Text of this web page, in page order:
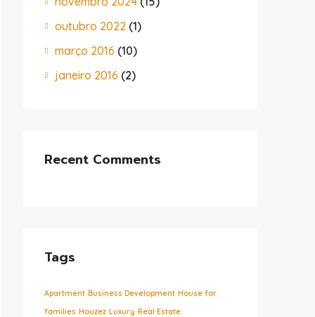
outubro 2022 (1)
março 2016 (10)
janeiro 2016 (2)
Recent Comments
Tags
Apartment Business Development House for
families Houzez Luxury Real Estate